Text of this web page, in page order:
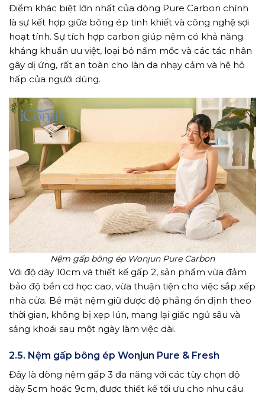
Điểm khác biệt lớn nhất của dòng Pure Carbon chính
là sự kết hợp giữa bông ép tinh khiết và công nghệ sợi
hoạt tính. Sự tích hợp carbon giúp nệm có khả năng
kháng khuẩn ưu việt, loại bỏ nấm mốc và các tác nhân
gây dị ứng, rất an toàn cho làn da nhạy cảm và hệ hô
hấp của người dùng.
Nệm gấp bông ép Wonjun Pure Carbon
Với độ dày 10cm và thiết kế gấp 2, sản phẩm vừa đảm
bảo độ bền cơ học cao, vừa thuận tiện cho việc sắp xếp
nhà cửa. Bề mặt nệm giữ được độ phẳng ổn định theo
thời gian, không bị xẹp lún, mang lại giấc ngủ sâu và
sảng khoái sau một ngày làm việc dài.
2.5. Nệm gấp bông ép Wonjun Pure & Fresh
Đây là dòng nệm gấp 3 đa năng với các tùy chọn độ
dày 5cm hoặc 9cm, được thiết kế tối ưu cho nhu cầu